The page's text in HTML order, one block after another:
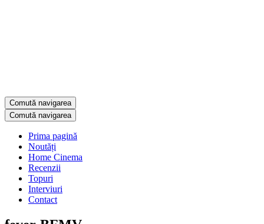
Comută navigarea
Comută navigarea
Prima pagină
Noutăți
Home Cinema
Recenzii
Topuri
Interviuri
Contact